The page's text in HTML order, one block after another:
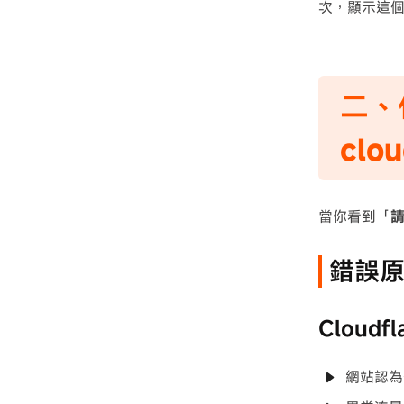
次，顯示這
二
當你看到「
錯誤
網站認